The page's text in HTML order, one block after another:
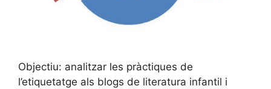
Objectiu: analitzar les pràctiques de
l’etiquetatge als blogs de literatura infantil i